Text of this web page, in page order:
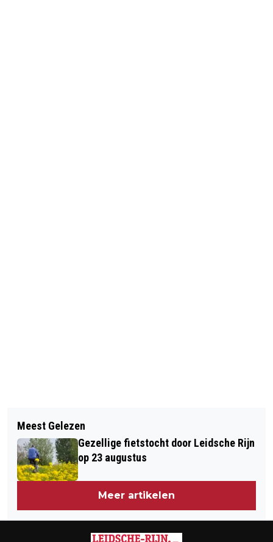
KERMIS WEER NEERGESTREKEN IN
VLEUTEN
INBRAAK AAN DE KORIANDERSTRAAT
Meest Gelezen
Gezellige fietstocht door Leidsche Rijn
op 23 augustus
Meer artikelen